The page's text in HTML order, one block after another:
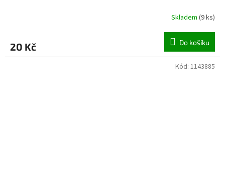
Skladem (9 ks)
20 Kč Do košíku
Kód: 1143885